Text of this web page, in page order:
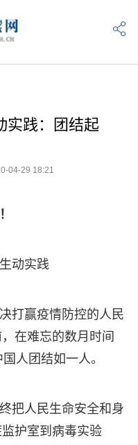
实践：团结起
04-29 18:21
动实践
打赢疫情防控的人民
在难忘的数月时间
人团结如一人。
把人民生命安全和身
护室到病毒实验